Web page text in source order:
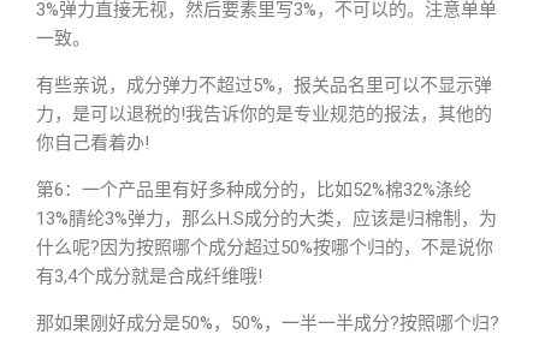
3%弹力直接无视，然后要素里写3%，不可以的。注意单单
一致。
有些亲说，成分弹力不超过5%，报关品名里可以不显示弹
力，是可以退税的!我告诉你的是专业规范的报法，其他的
你自己看着办!
第6：一个产品里有好多种成分的，比如52%棉32%涤纶
13%腈纶3%弹力，那么H.S成分的大类，应该是归棉制，为
什么呢?因为按照哪个成分超过50%按哪个归的，不是说你
有3,4个成分就是合成纤维哦!
那如果刚好成分是50%，50%，一半一半成分?按照哪个归?